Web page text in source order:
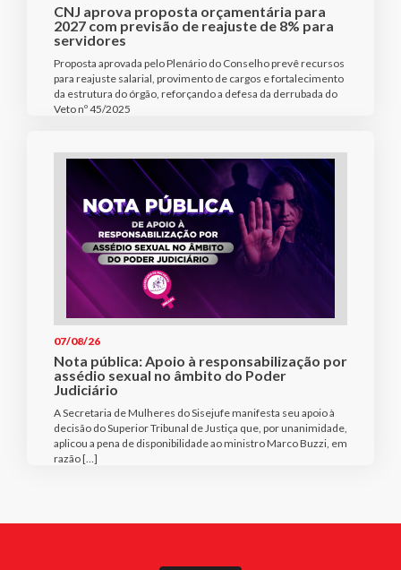
CNJ aprova proposta orçamentária para
2027 com previsão de reajuste de 8% para
servidores
Proposta aprovada pelo Plenário do Conselho prevê recursos
para reajuste salarial, provimento de cargos e fortalecimento
da estrutura do órgão, reforçando a defesa da derrubada do
Veto nº 45/2025
07/08/26
Nota pública: Apoio à responsabilização por
assédio sexual no âmbito do Poder
Judiciário
A Secretaria de Mulheres do Sisejufe manifesta seu apoio à
decisão do Superior Tribunal de Justiça que, por unanimidade,
aplicou a pena de disponibilidade ao ministro Marco Buzzi, em
razão […]